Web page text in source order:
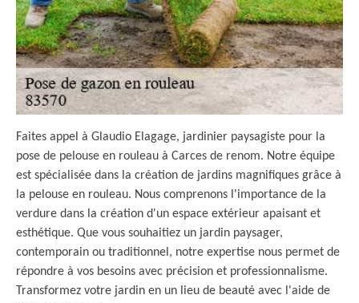
Faites appel à Glaudio Elagage, jardinier paysagiste pour la
pose de pelouse en rouleau à Carces de renom. Notre équipe
est spécialisée dans la création de jardins magnifiques grâce à
la pelouse en rouleau. Nous comprenons l'importance de la
verdure dans la création d'un espace extérieur apaisant et
esthétique. Que vous souhaitiez un jardin paysager,
contemporain ou traditionnel, notre expertise nous permet de
répondre à vos besoins avec précision et professionnalisme.
Transformez votre jardin en un lieu de beauté avec l'aide de